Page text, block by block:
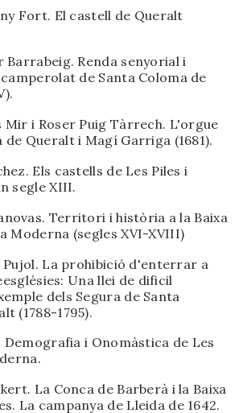
Fort. El castell de Queralt
Barrabeig. Renda senyorial i
de Santa Coloma de
Mir i Roser Puig Tàrrech. L'orgue
de Queralt i Magí Garriga (1681).
Els castells de Les Piles i
segle XIII.
Territori i història a la Baixa
Moderna (segles XVI-XVIII)
Pujol. La prohibició d'enterrar a
Una llei de dificil
dels Segura de Santa
(1788-1795).
Demografia i Onomàstica de Les
La Conca de Barberà i la Baixa
La campanya de Lleida de 1642.